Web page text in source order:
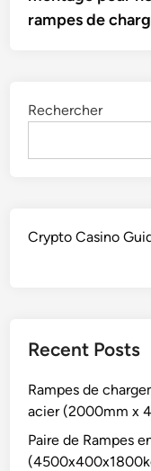
l’article
rampes de
Rechercher
Crypto Casino
Recent Posts
Rampes de
acier (2000mm x
Paire de Rampes